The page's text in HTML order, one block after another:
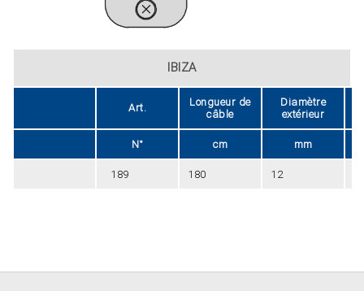
IBIZA
Art.
Longueur de
câble
Diamètre
extérieur
N° cm mm
189 180 12